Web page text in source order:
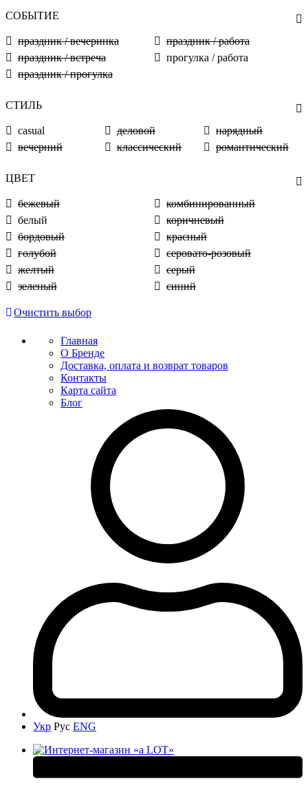
СОБЫТИЕ
праздник / вечеринка
праздник / встреча
праздник / прогулка
праздник / работа
прогулка / работа
СТИЛЬ
casual
вечерний
деловой
классический
нарядный
романтический
ЦВЕТ
бежевый
белый
бордовый
голубой
желтый
зеленый
комбинированный
коричневый
красный
серовато-розовый
серый
синий
Очистить выбор
Главная
О Бренде
Доставка, оплата и возврат товаров
Контакты
Карта сайта
Блог
Укр Рус ENG